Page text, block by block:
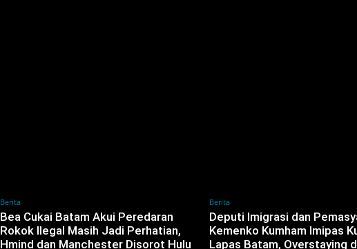
Berita
Bea Cukai Batam Akui Peredaran
Rokok Ilegal Masih Jadi Perhatian,
Hmind dan Manchester Disorot Hulu
Berita
‎Deputi Imigrasi dan
Kemenko Kumham Imipas
Lapas Batam, Overstaying